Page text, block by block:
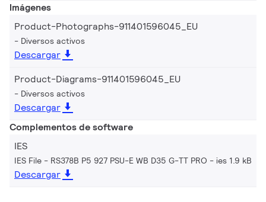
Imágenes
Product-Photographs-911401596045_EU
Diversos activos
Descargar
Product-Diagrams-911401596045_EU
Diversos activos
Descargar
Complementos de software
IES
IES File - RS378B P5 927 PSU-E WB D35 G-TT PRO ies 1.9 kB
Descargar